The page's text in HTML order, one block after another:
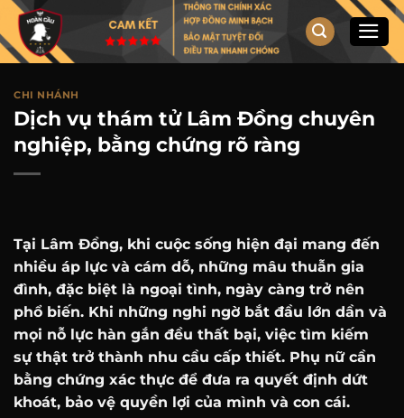
Chuyển
đến
nội
CHI NHÁNH
Dịch vụ thám tử Lâm Đồng chuyên
nghiệp, bằng chứng rõ ràng
Tại Lâm Đồng, khi cuộc sống hiện đại mang đến
nhiều áp lực và cám dỗ, những mâu thuẫn gia
đình, đặc biệt là ngoại tình, ngày càng trở nên
phổ biến. Khi những nghi ngờ bắt đầu lớn dần và
mọi nỗ lực hàn gắn đều thất bại, việc tìm kiếm
sự thật trở thành nhu cầu cấp thiết. Phụ nữ cần
bằng chứng xác thực để đưa ra quyết định dứt
khoát, bảo vệ quyền lợi của mình và con cái.